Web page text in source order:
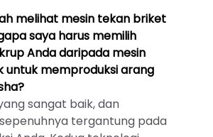
melihat mesin tekan briket
saya harus memilih
Anda daripada mesin
untuk memproduksi arang
sangat baik, dan
tergantung pada